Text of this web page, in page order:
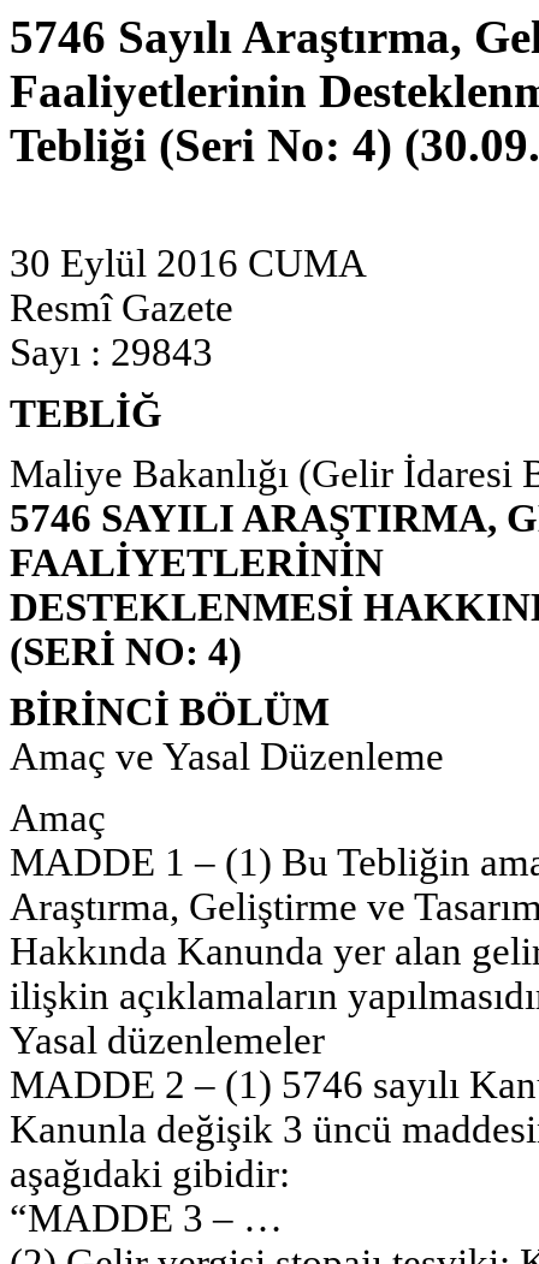
5746 Sayılı Araştırma,
Faaliyetlerinin
Tebliği (Seri No: 4)
30 Eylül 2016 CUMA
Resmî Gazete
Sayı : 29843
TEBLİĞ
Maliye Bakanlığı (Gelir İdaresi
5746 SAYILI ARAŞTIRMA,
FAALİYETLERİNİN
DESTEKLENMESİ
(SERİ NO: 4)
BİRİNCİ BÖLÜM
Amaç ve Yasal Düzenleme
Amaç
MADDE 1 – (1) Bu Tebliğin
Araştırma, Geliştirme ve
Hakkında Kanunda yer alan
ilişkin açıklamaların
Yasal düzenlemeler
MADDE 2 – (1) 5746 sayılı
Kanunla değişik 3 üncü
aşağıdaki gibidir:
“MADDE 3 – …